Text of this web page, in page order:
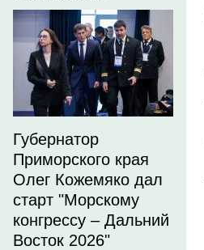
Губернатор
Приморского края
Олег Кожемяко дал
старт "Морскому
конгрессу – Дальний
Восток 2026"